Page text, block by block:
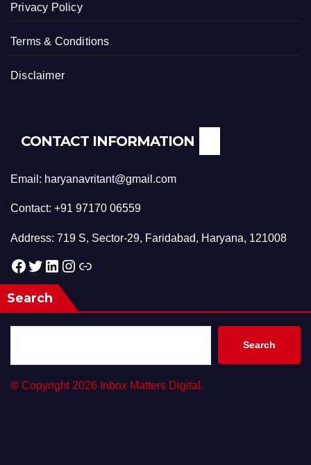
Privacy Policy
Terms & Conditions
Disclaimer
CONTACT INFORMATION
Email: haryanavritant@gmail.com
Contact: +91 97170 06559
Address: 719 S, Sector-29, Faridabad, Haryana, 121008
Facebook Twitter LinkedIn Instagram Link
Search
Search
© Copyright 2026 Inbox Matters Digital.